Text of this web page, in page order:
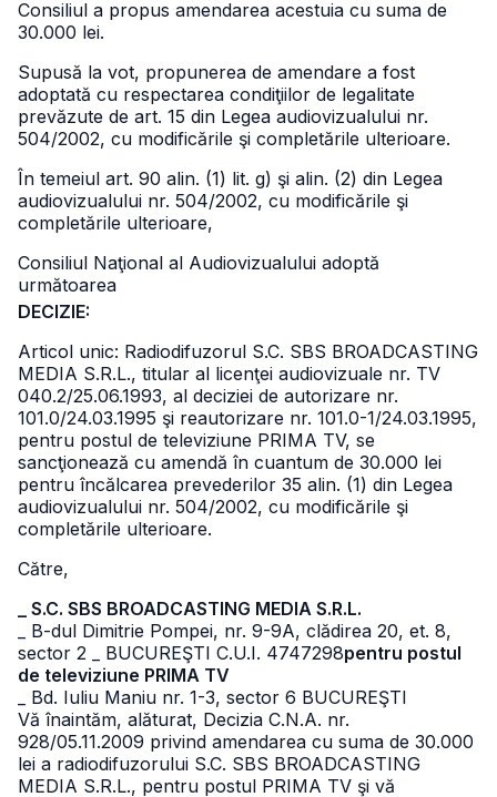
Consiliul a propus amendarea acestuia cu suma de
30.000 lei.
Supusă la vot, propunerea de amendare a fost
adoptată cu respectarea condiţiilor de legalitate
prevăzute de art. 15 din Legea audiovizualului nr.
504/2002, cu modificările şi completările ulterioare.
În temeiul art. 90 alin. (1) lit. g) şi alin. (2) din Legea
audiovizualului nr. 504/2002, cu modificările şi
completările ulterioare,
Consiliul Naţional al Audiovizualului adoptă
următoarea
DECIZIE:
Articol unic: Radiodifuzorul S.C. SBS BROADCASTING
MEDIA S.R.L., titular al licenţei audiovizuale nr. TV
040.2/25.06.1993, al deciziei de autorizare nr.
101.0/24.03.1995 şi reautorizare nr. 101.0-1/24.03.1995,
pentru postul de televiziune PRIMA TV, se
sancţionează cu amendă în cuantum de 30.000 lei
pentru încălcarea prevederilor 35 alin. (1) din Legea
audiovizualului nr. 504/2002, cu modificările şi
completările ulterioare.
Către,
_ S.C. SBS BROADCASTING MEDIA S.R.L.
_ B-dul Dimitrie Pompei, nr. 9-9A, clădirea 20, et. 8,
sector 2
_ BUCUREŞTI C.U.I. 4747298pentru postul
de televiziune PRIMA TV
_ Bd. Iuliu Maniu nr. 1-3, sector 6 BUCUREŞTI
Vă înaintăm, alăturat, Decizia C.N.A. nr.
928/05.11.2009 privind amendarea cu suma de 30.000
lei a radiodifuzorului S.C. SBS BROADCASTING
MEDIA S.R.L., pentru postul PRIMA TV şi vă